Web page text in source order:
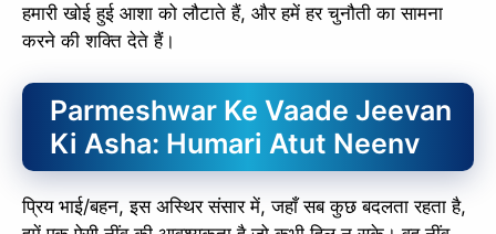
हमारी खोई हुई आशा को लौटाते हैं, और हमें हर चुनौती का सामना
करने की शक्ति देते हैं।
Parmeshwar Ke Vaade Jeevan
Ki Asha: Humari Atut Neenv
प्रिय भाई/बहन, इस अस्थिर संसार में, जहाँ सब कुछ बदलता रहता है,